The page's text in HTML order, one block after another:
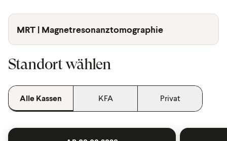
MRT | Magnetresonanztomographie
Standort wählen
Alle Kassen KFA Privat